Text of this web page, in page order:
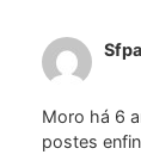
Moro há 6
postes